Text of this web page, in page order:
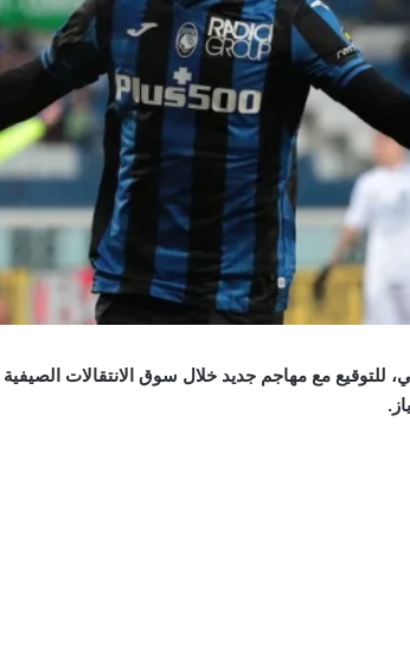
للتوقيع مع مهاجم جديد خلال سوق الانتقالات